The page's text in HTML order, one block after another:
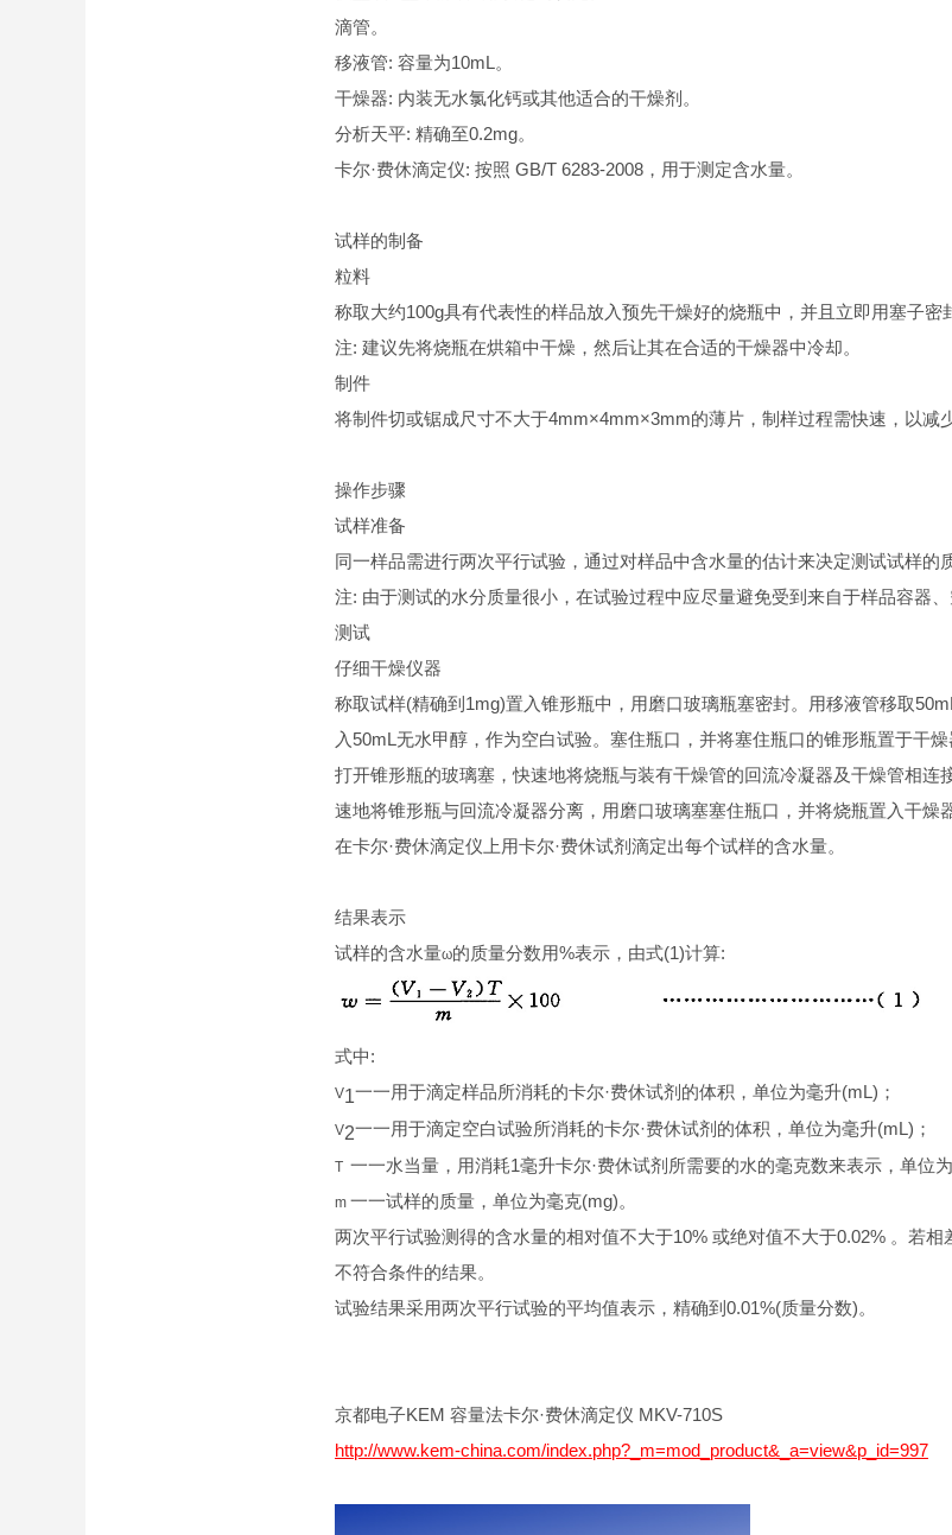
滴管。
移液管: 容量为10mL。
干燥器: 内装无水氯化钙或其他适合的干燥剂。
分析天平: 精确至0.2mg。
卡尔·费休滴定仪: 按照 GB/T 6283-2008，用于测定含水量。
试样的制备
粒料
称取大约100g具有代表性的样品放入预先干燥好的烧瓶中，并且立即用塞子密
注: 建议先将烧瓶在烘箱中干燥，然后让其在合适的干燥器中冷却。
制件
将制件切或锯成尺寸不大于4mm×4mm×3mm的薄片，制样过程需快速，以减
操作步骤
试样准备
同一样品需进行两次平行试验，通过对样品中含水量的估计来决定测试试样的
注: 由于测试的水分质量很小，在试验过程中应尽量避免受到来自于样品容器
测试
仔细干燥仪器
称取试样(精确到1mg)置入锥形瓶中，用磨口玻璃瓶塞密封。用移液管移取
入50mL无水甲醇，作为空白试验。塞住瓶口，并将塞住瓶口的锥形瓶置于干燥
打开锥形瓶的玻璃塞，快速地将烧瓶与装有干燥管的回流冷凝器及干燥管相
速地将锥形瓶与回流冷凝器分离，用磨口玻璃塞塞住瓶口，并将烧瓶置入干燥
在卡尔·费休滴定仪上用卡尔·费休试剂滴定出每个试样的含水量。
结果表示
试样的含水量ω的质量分数用%表示，由式(1)计算:
式中:
V1一一用于滴定样品所消耗的卡尔·费休试剂的体积，单位为毫升(mL)；
V2一一用于滴定空白试验所消耗的卡尔·费休试剂的体积，单位为毫升(mL)；
T 一一水当量，用消耗1毫升卡尔·费休试剂所需要的水的毫克数来表示，单位
m 一一试样的质量，单位为毫克(mg)。
两次平行试验测得的含水量的相对值不大于10% 或绝对值不大于0.02% 。若
不符合条件的结果。
试验结果采用两次平行试验的平均值表示，精确到0.01%(质量分数)。
京都电子KEM 容量法卡尔·费休滴定仪 MKV-710S
http://www.kem-china.com/index.php?_m=mod_product&_a=view&p_id=997